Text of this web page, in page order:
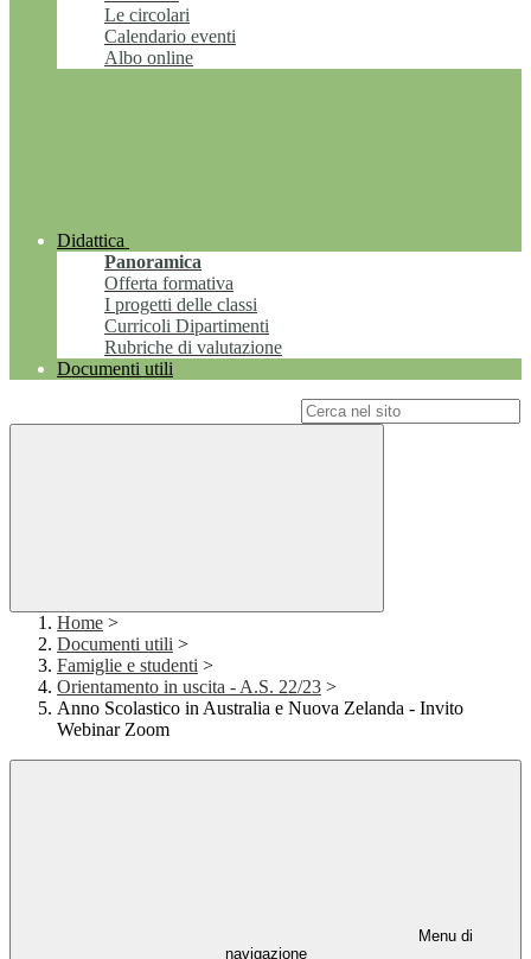
Le circolari
Calendario eventi
Albo online
Didattica
Panoramica
Offerta formativa
I progetti delle classi
Curricoli Dipartimenti
Rubriche di valutazione
Documenti utili
Home >
Documenti utili >
Famiglie e studenti >
Orientamento in uscita - A.S. 22/23 >
Anno Scolastico in Australia e Nuova Zelanda - Invito
Webinar Zoom
Menu di
navigazione